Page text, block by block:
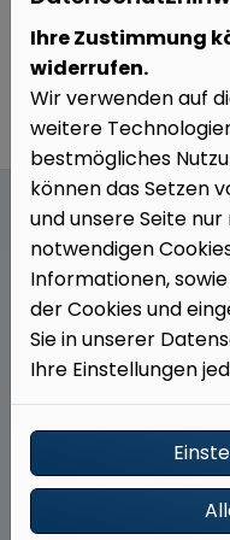
Unser
Individuelle
Gemeinsam
Ihre Zustimmung
widerrufen.
Wir verwenden auf
weitere
bestmögliches
können das Setzen
und unsere Seite
notwendigen
Informationen,
der Cookies und
Sie in unserer
Ihre Einstellungen